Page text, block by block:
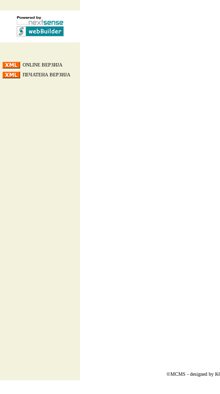
ONLINE ВЕРЗИЈА
ПЕЧАТЕНА ВЕРЗИЈА
©MCMS - designed by